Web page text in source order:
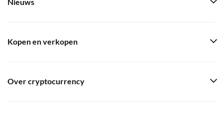
Nieuws
Kopen en verkopen
Over cryptocurrency